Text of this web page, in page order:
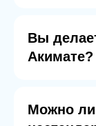
Вы
Акимате?
Можно ли